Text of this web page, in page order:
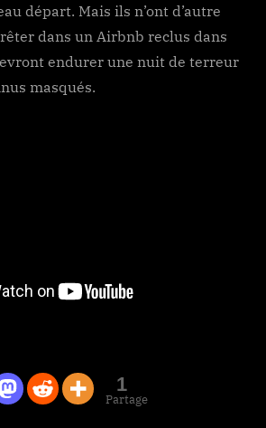
départ. Mais ils n’ont d’autre
dans un Airbnb reclus dans
endurer une nuit de terreur
masqués.
1
Partage